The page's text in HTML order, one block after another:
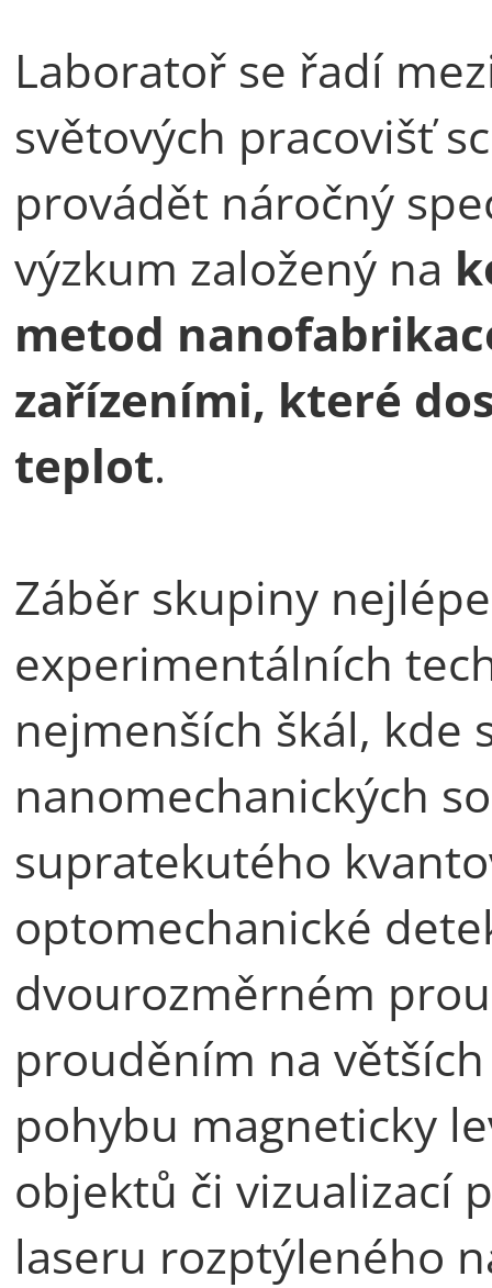
Laboratoř se řadí
světových pracovišť
provádět náročný
výzkum založený na
metod
zařízeními, které
teplot.
Záběr skupiny
experimentálních
nejmenších škál, kde
nanomechanických
supratekutého
optomechanické
dvourozměrném
prouděním na
pohybu magneticky
objektů či vizualizací
laseru rozptýleného